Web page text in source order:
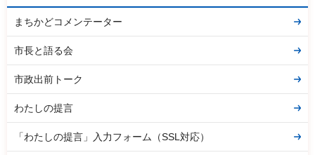
まちかどコメンテーター
市長と語る会
市政出前トーク
わたしの提言
「わたしの提言」入力フォーム（SSL対応）